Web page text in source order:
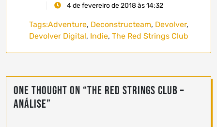
4 de fevereiro de 2018 às 14:32
Tags:Adventure, Deconstructeam, Devolver,
Devolver Digital, Indie, The Red Strings Club
One thought on “The Red Strings Club –
Análise”